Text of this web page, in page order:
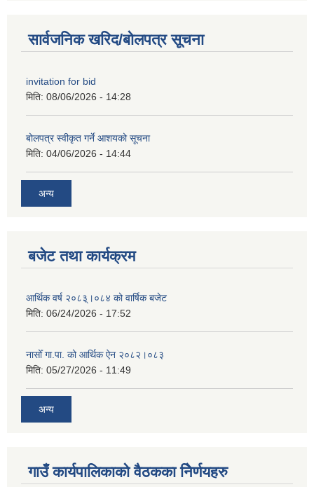
सार्वजनिक खरिद/बोलपत्र सूचना
invitation for bid
मिति: 08/06/2026 - 14:28
बोलपत्र स्वीकृत गर्ने आशयको सूचना
मिति: 04/06/2026 - 14:44
अन्य
बजेट तथा कार्यक्रम
आर्थिक वर्ष २०८३्।०८४ को वार्षिक बजेट
मिति: 06/24/2026 - 17:52
नासोँ गा.पा. को आर्थिक ऐन २०८२।०८३
मिति: 05/27/2026 - 11:49
अन्य
गाउँ कार्यपालिकाको वैठकका निेर्णयहरु